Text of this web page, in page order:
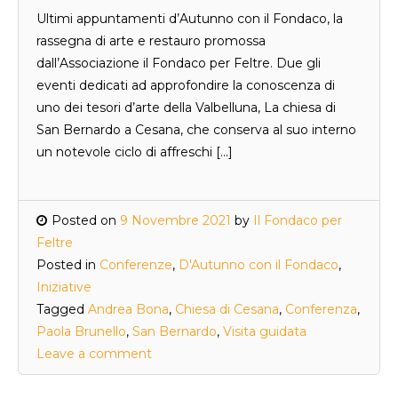
Ultimi appuntamenti d’Autunno con il Fondaco, la
rassegna di arte e restauro promossa
dall’Associazione il Fondaco per Feltre. Due gli
eventi dedicati ad approfondire la conoscenza di
uno dei tesori d’arte della Valbelluna, La chiesa di
San Bernardo a Cesana, che conserva al suo interno
un notevole ciclo di affreschi […]
Posted on 9 Novembre 2021 by Il Fondaco per
Feltre
Posted in Conferenze, D'Autunno con il Fondaco,
Iniziative
Tagged Andrea Bona, Chiesa di Cesana, Conferenza,
Paola Brunello, San Bernardo, Visita guidata
Leave a comment